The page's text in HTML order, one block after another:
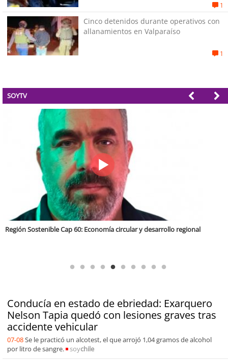
1
Cinco detenidos durante operativos con
allanamientos en Valparaíso
1
SOYTV
Conducía en estado de ebriedad: Exarquero
Nelson Tapia quedó con lesiones graves tras
accidente vehicular
07-08Se le practicó un alcotest, el que arrojó 1,04 gramos de alcohol
por litro de sangre.
soychile